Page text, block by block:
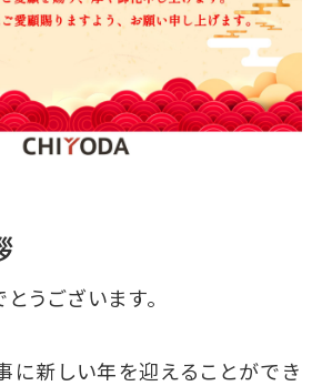
うございます。
に新しい年を迎えることができ